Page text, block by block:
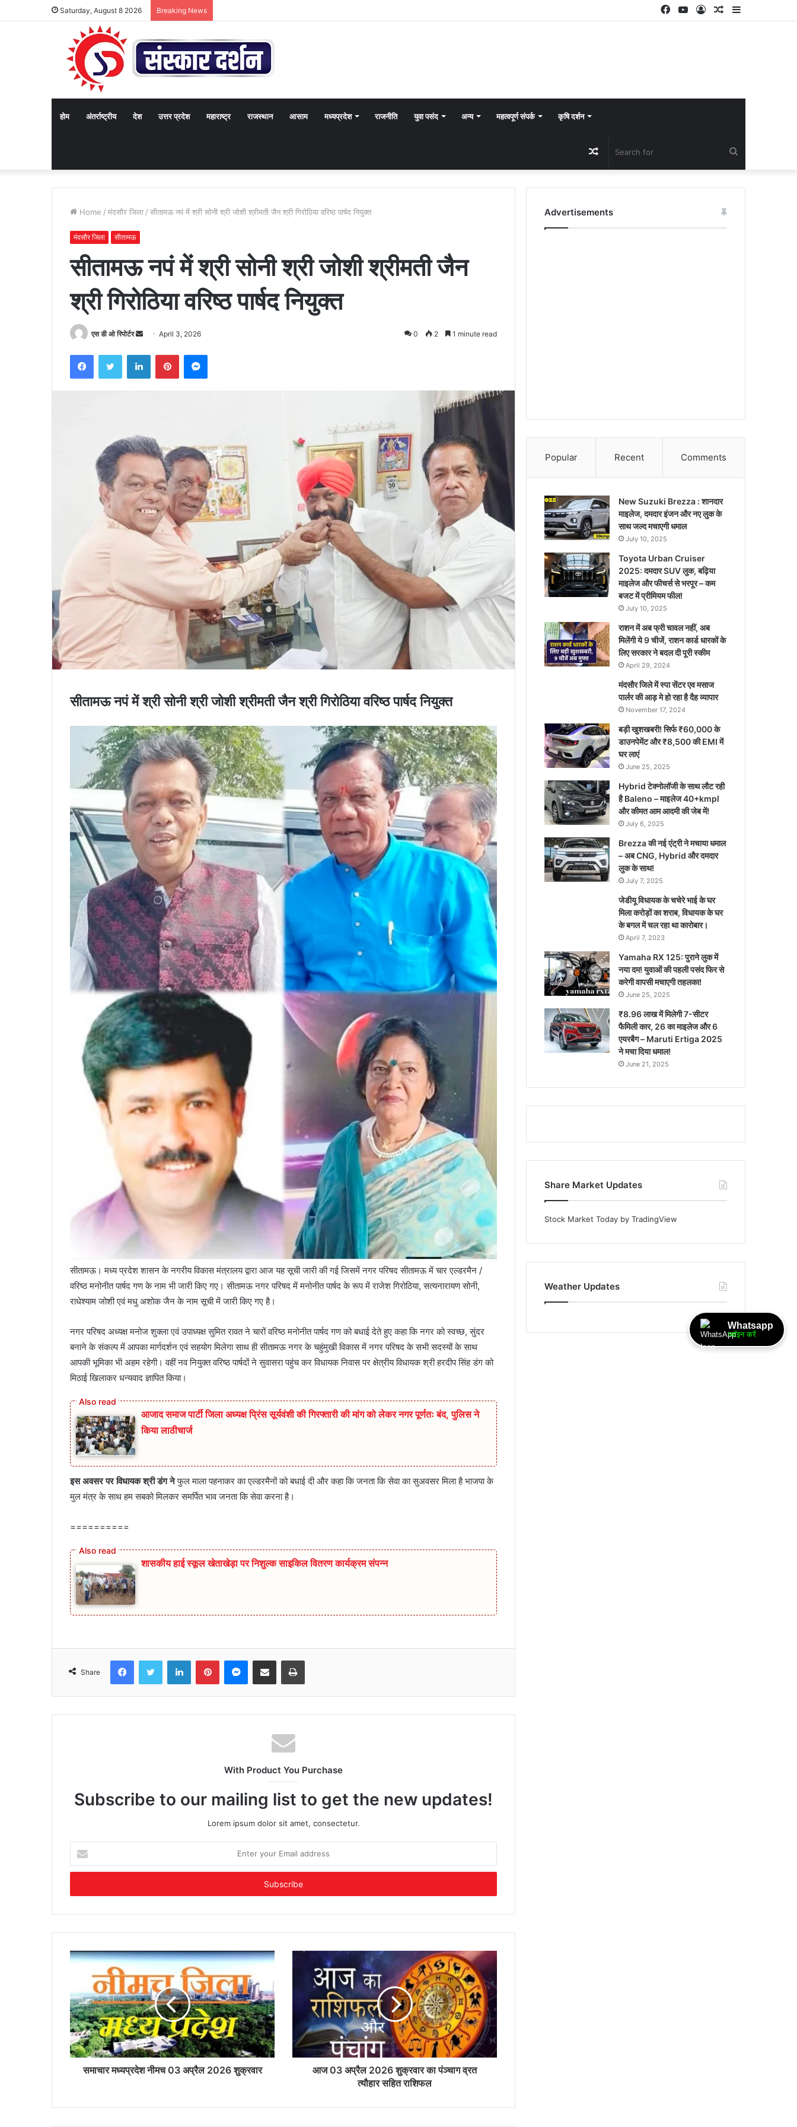
Saturday, August 8 2026 Breaking News Sidebar
Random
Log
YouTube
Facebook
होम अंतर्राष्ट्रीय देश उत्तर प्रदेश महाराष्ट्र राजस्थान आसाम मध्यप्रदेश राजनीति युवा पसंद अन्य महत्वपूर्ण संपर्क कृषि दर्शन
for
Random
Article
Home / मंदसौर जिला / सीतामऊ नपं में श्री सोनी श्री जोशी श्रीमती जैन श्री गिरोठिया वरिष्ठ पार्षद नियुक्त
मंदसौर जिला सीतामऊ
सीतामऊ नपं में श्री सोनी श्री जोशी श्रीमती जैन
श्री गिरोठिया वरिष्ठ पार्षद नियुक्त
एस डी ओ रिपोर्टर
SendApril 3, 2026 0 2 1 minute read
FacebookTwitter LinkedInPinterestMessenger
सीतामऊ नपं में श्री सोनी श्री जोशी श्रीमती जैन श्री गिरोठिया वरिष्ठ पार्षद नियुक्त
सीतामऊ। मध्य प्रदेश शासन के नगरीय विकास मंत्रालय द्वारा आज यह सूची जारी की गई जिसमें नगर परिषद सीतामऊ में चार एल्डरमैन /
वरिष्ठ मनोनीत पार्षद गण के नाम भी जारी किए गए। सीतामऊ नगर परिषद में मनोनीत पार्षद के रूप में राजेश गिरोठिया, सत्यनारायण सोनी,
राधेश्याम जोशी एवं मधु अशोक जैन के नाम सूची में जारी किए गए है।
नगर परिषद अध्यक्ष मनोज शुक्ला एवं उपाध्यक्ष सुमित रावत ने चारों वरिष्ठ मनोनीत पार्षद गण को बधाई देते हुए कहा कि नगर को स्वच्छ, सुंदर
बनाने के संकल्प में आपका मार्गदर्शन एवं सहयोग मिलेगा साथ ही सीतामऊ नगर के चहुंमुखी विकास में नगर परिषद के सभी सदस्यों के साथ
आपकी भूमिका भी अहम रहेगी। वहीं नव नियुक्त वरिष्ठ पार्षदों ने सुवासरा पहुंच कर विधायक निवास पर क्षेत्रीय विधायक श्री हरदीप सिंह डंग को
मिठाई खिलाकर धन्यवाद ज्ञापित किया।
आजाद समाज पार्टी जिला अध्यक्ष प्रिंस सूर्यवंशी की गिरफ्तारी की मांग को लेकर नगर पूर्णतः बंद, पुलिस ने
किया लाठीचार्ज
इस अवसर पर विधायक श्री डंग नेफुल माला पहनाकर का एल्डरमैनों को बधाई दी और कहा कि जनता कि सेवा का सुअवसर मिला है भाजपा के
मुल मंत्र के साथ हम सबको मिलकर समर्पित भाव जनता कि सेवा करना है।
==========
शासकीय हाई स्कूल खेताखेड़ा पर निशुल्क साइकिल वितरण कार्यक्रम संपन्न
Share
FacebookTwitter LinkedInPinterestMessenger
Share via Email Print
With Product You Purchase
Subscribe to our mailing list to get the new updates!
Lorem ipsum dolor sit amet, consectetur.
your
Email
समाचार मध्यप्रदेश नीमच 03 अप्रैल 2026 शुक्रवार
आज 03 अप्रैल 2026 शुक्रवार का पंञ्चाग व्रत
त्यौहार सहित राशिफल
Advertisements
Popular Recent Comments
New Suzuki Brezza : शानदार
माइलेज, दमदार इंजन और नए लुक के
साथ जल्द मचाएगी धमाल
July 10, 2025
Toyota Urban Cruiser
2025: दमदार SUV लुक, बढ़िया
माइलेज और फीचर्स से भरपूर – कम
बजट में प्रीमियम फील!
July 10, 2025
राशन में अब फ्री चावल नहीं, अब
मिलेंगी ये 9 चीजें, राशन कार्ड धारकों के
लिए सरकार ने बदल दी पूरी स्कीम
April 29, 2024
मंदसौर जिले में स्पा सेंटर एव मसाज
पार्लर की आड़ मे हो रहा है दैह व्यापार
November 17, 2024
बड़ी खुशखबरी! सिर्फ ₹60,000 के
डाउनपेमेंट और ₹8,500 की EMI में
घर लाएं
June 25, 2025
Hybrid टेक्नोलॉजी के साथ लौट रही
है Baleno – माइलेज 40+kmpl
और कीमत आम आदमी की जेब में!
July 6, 2025
Brezza की नई एंट्री ने मचाया धमाल
– अब CNG, Hybrid और दमदार
लुक के साथ!
July 7, 2025
जेडीयू विधायक के चचेरे भाई के घर
मिला करोड़ों का शराब, विधायक के घर
के बगल में चल रहा था कारोबार।
April 7, 2023
Yamaha RX 125: पुराने लुक में
नया दम! युवाओं की पहली पसंद फिर से
करेगी वापसी मचाएगी तहलका!
June 25, 2025
₹8.96 लाख में मिलेगी 7-सीटर
फैमिली कार, 26 का माइलेज और 6
एयरबैग – Maruti Ertiga 2025
ने मचा दिया धमाल!
June 21, 2025
Share Market Updates
Stock Market Today by TradingView
Weather Updates
Whatsapp
ज्वॉइन करें